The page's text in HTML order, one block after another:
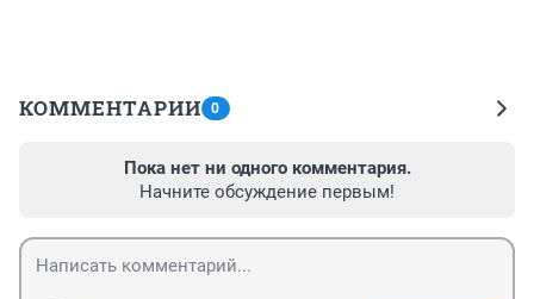
КОММЕНТАРИИ 0
Пока нет ни одного комментария.
Начните обсуждение первым!